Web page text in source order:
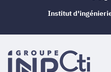
Institut